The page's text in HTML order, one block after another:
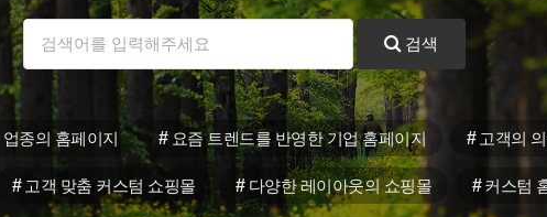
검색
종의 홈페이지 # 요즘 트렌드를 반영한 기업 홈페이지 # 고객의
# 고객 맞춤 커스텀 쇼핑몰 # 다양한 레이아웃의 쇼핑몰 # 커스텀